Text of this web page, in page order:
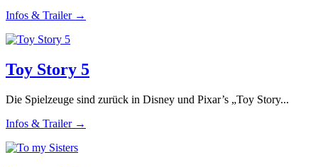
Infos & Trailer →
Toy Story 5
Die Spielzeuge sind zurück in Disney und Pixar’s „Toy Story...
Infos & Trailer →